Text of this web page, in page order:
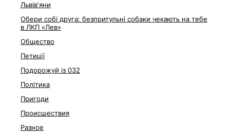
Львівʼяни
Обери собі друга: безпритульні собаки чекають на тебе
в ЛКП «Лев»
Общество
Петиції
Подорожуй із 032
Політика
Пригоди
Происшествия
Разное